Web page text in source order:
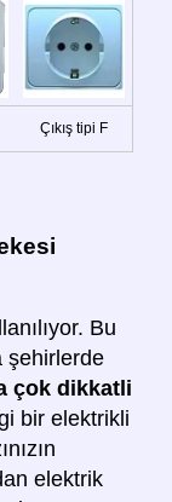
Çıkış tipi F
Bu
şehirlerde
çok dikkatli
bir elektrikli
elektrik